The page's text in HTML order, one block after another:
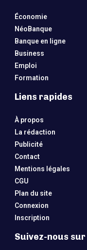
Économie
NéoBanque
Banque en ligne
Business
Emploi
Formation
Liens rapides
À propos
La rédaction
Publicité
Contact
Mentions légales
CGU
Plan du site
Connexion
Inscription
Suivez-nous sur